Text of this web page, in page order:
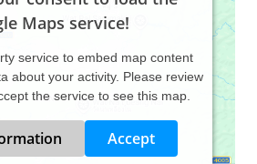
Maps service!
service to embed map content
about your activity. Please review
the service to see this map.
Accept